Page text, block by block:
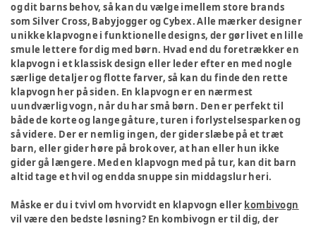
og dit barns behov, så kan du vælge imellem store brands
som Silver Cross, Babyjogger og Cybex. Alle mærker designer
unikke klapvogne i funktionelle designs, der gør livet en lille
smule lettere for dig med børn. Hvad end du foretrækker en
klapvogn i et klassisk design eller leder efter en med nogle
særlige detaljer og flotte farver, så kan du finde den rette
klapvogn her på siden. En klapvogn er en nærmest
uundværlig vogn, når du har små børn. Den er perfekt til
både de korte og lange gåture, turen i forlystelsesparken og
så videre. Der er nemlig ingen, der gider slæbe på et træt
barn, eller gider høre på brok over, at han eller hun ikke
gider gå længere. Med en klapvogn med på tur, kan dit barn
altid tage et hvil og endda snuppe sin middagslur heri.
Måske er du i tvivl om hvorvidt en klapvogn eller kombivogn
vil være den bedste løsning? En kombivogn er til dig, der